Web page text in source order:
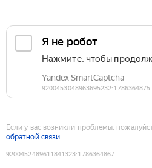
Если у вас возникли проблемы,
обратной связи
9200452489611841323:1786364867